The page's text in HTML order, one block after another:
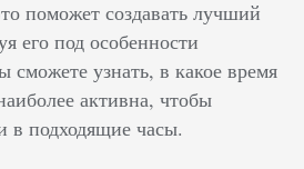
поможет создавать лучший
его под особенности
сможете узнать, в какое время
активна, чтобы
в подходящие часы.